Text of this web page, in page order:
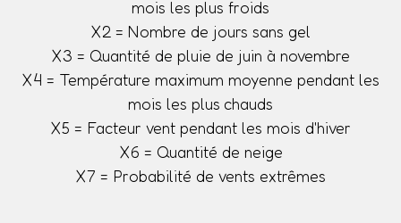
mois les plus froids
X2 = Nombre de jours sans gel
X3 = Quantité de pluie de juin à novembre
X4 = Température maximum moyenne pendant les
mois les plus chauds
X5 = Facteur vent pendant les mois d'hiver
X6 = Quantité de neige
X7 = Probabilité de vents extrêmes